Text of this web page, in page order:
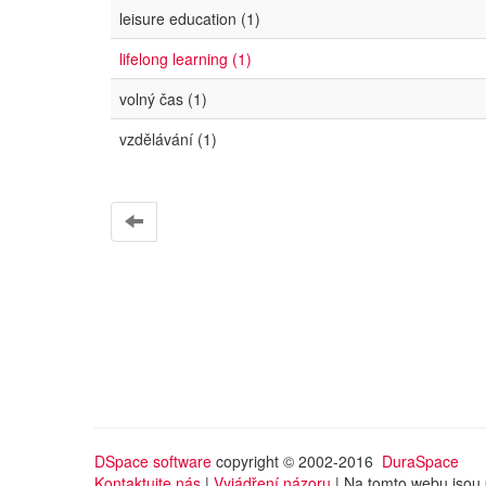
leisure education (1)
lifelong learning (1)
volný čas (1)
vzdělávání (1)
DSpace software copyright © 2002-2016 DuraSpace